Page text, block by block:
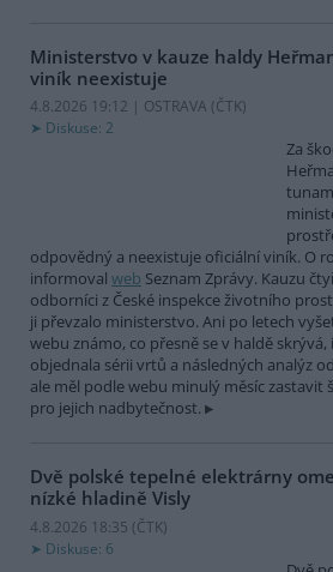
Ministerstvo v kauze haldy
viník neexistuje
4.8.2026 19:12 | OSTRAVA (ČTK)
Diskuse: 2
Za
odpovědný a neexistuje oficiální viník. O
informoval web Seznam Zprávy. Kauzu
odborníci z České inspekce životního
ji převzalo ministerstvo. Ani po letech
webu známo, co přesně se v haldě
objednala sérii vrtů a následných analýz
ale měl podle webu minulý měsíc zastavit
pro jejich nadbytečnost.
Dvě polské tepelné elektrárny
nízké hladině Visly
4.8.2026 18:35 (ČTK)
Diskuse: 6